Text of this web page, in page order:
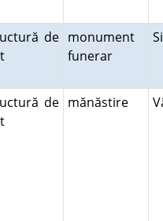
de monument
funerar
de mănăstire